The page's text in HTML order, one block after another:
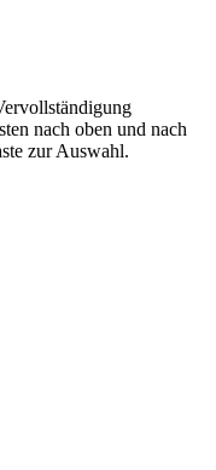
nach oben und nach
zur Auswahl.